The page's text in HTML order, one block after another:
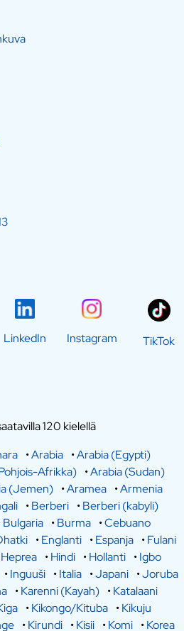
LinkedIn Instagram TikTok
120 kielellä
•Arabia •Arabia (Egypti)
Afrikka) •Arabia (Sudan)
(Jemen) •Aramea •Armenia
•Berberi •Berberi (kabyli)
Bulgaria •Burma •Cebuano
•Englanti •Espanja •Fulani
Heprea •Hindi •Hollanti •Igbo
•Inguuši •Italia •Japani •Joruba
•Karenni (Kayah) •Katalaani
•Kikongo/Kituba •Kikuju
•Kirundi •Kisii •Komi •Korea